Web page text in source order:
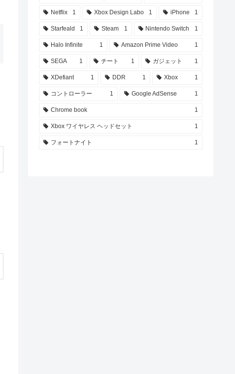
Netflix 1 Xbox Design Labo 1 iPhone 1
Starfeald 1 Steam 1 Nintendo Switch 1
Halo Infinite 1 Amazon Prime Video 1
SEGA 1 チート 1 ガジェット 1
XDefiant 1 DDR 1 Xbox 1
コントローラー 1 Google AdSense 1
Chrome book 1
Xbox ワイヤレス ヘッドセット 1
フォートナイト 1